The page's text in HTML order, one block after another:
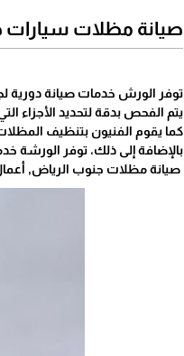
صيانة مظلات سيارات
توفر الورش خدمات صيانة دورية
يتم الفحص بدقة لتحديد الأجزاء
كما يقوم الفنيون بتنظيف المظلات
بالإضافة إلى ذلك، توفر الورشة
صيانة مظلات جنوب الرياض,